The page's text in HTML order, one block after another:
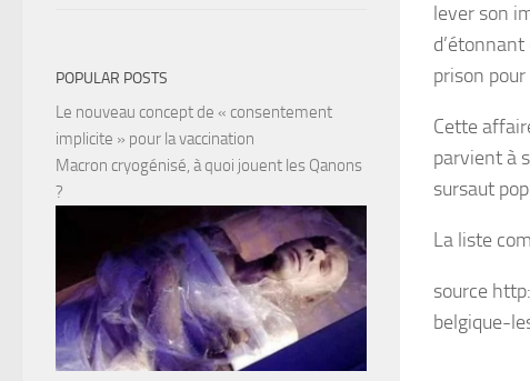
lever son
prison
Cette
parvient à
sursaut
La liste
source
belgique-
POPULAR POSTS
Le nouveau concept de « consentement
implicite » pour la vaccination
Macron cryogénisé, à quoi jouent les Qanons
?